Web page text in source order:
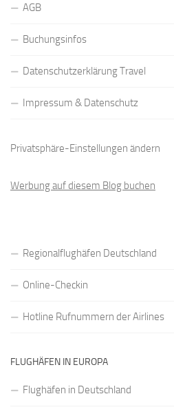
AGB
Buchungsinfos
Datenschutzerklärung Travel
Impressum & Datenschutz
Privatsphäre-Einstellungen ändern
Werbung auf diesem Blog buchen
Regionalflughäfen Deutschland
Online-Checkin
Hotline Rufnummern der Airlines
FLUGHÄFEN IN EUROPA
Flughäfen in Deutschland